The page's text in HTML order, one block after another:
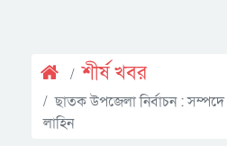
শীর্ষ খবর
ছাতক উপজেলা নির্বাচন :
লাহিন